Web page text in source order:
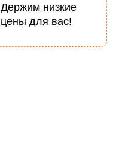
Держим низкие
цены для вас!